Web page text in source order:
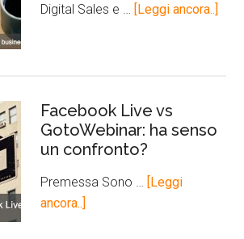
Digital Sales e … [Leggi ancora..]
Facebook Live vs
GotoWebinar: ha senso
un confronto?
Premessa Sono … [Leggi
ancora..]